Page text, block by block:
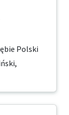
Polski